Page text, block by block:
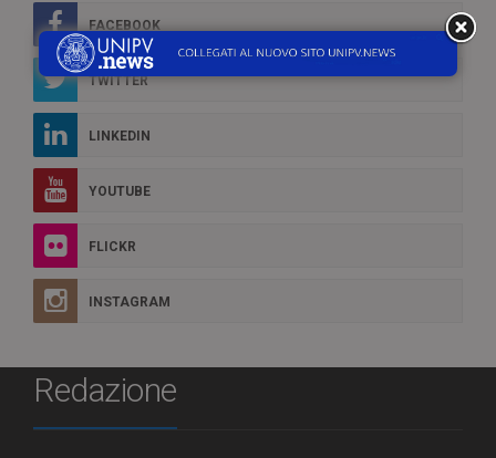
FACEBOOK
TWITTER
LINKEDIN
YOUTUBE
FLICKR
INSTAGRAM
Redazione